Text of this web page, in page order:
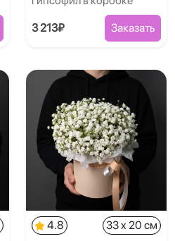
3 213₽ Заказать
4.8
33 x 20 см